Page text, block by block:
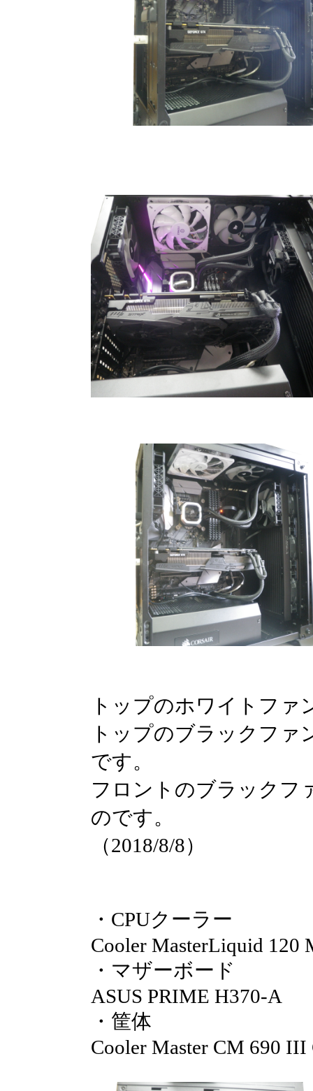
トップのホワイトファ
トップのブラックファ
です。
フロントのブラックフ
のです。
（2018/8/8）
・ CPUクーラー
Cooler MasterLiquid
・マザーボード
ASUS PRIME H370-A
・筐体
Cooler Master CM 690